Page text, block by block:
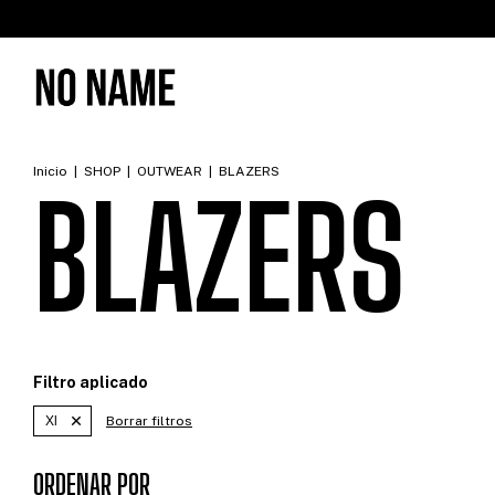
Inicio SHOP OUTWEAR BLAZERS
BLAZERS
Filtro aplicado
Xl Borrar filtros
ORDENAR POR